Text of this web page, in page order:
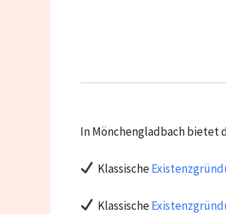
In Mönchengladbach bietet
Klassische
Klassische